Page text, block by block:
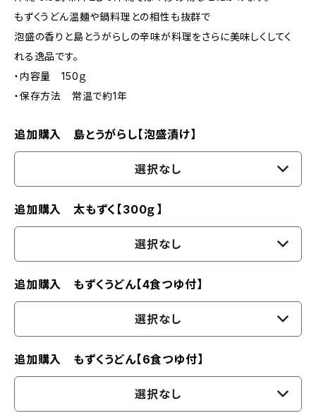
もずくうどん温麺や鍋料理との相性も抜群で
泡盛の香りと島とうがらしの辛味が料理をさらに美味しくしてく
れる逸品です。
・内容量 150ｇ
・保存方法 常温で約1年
追加購入 島とうがらし【泡盛漬け】
選択なし
追加購入 太もずく【300ｇ】
選択なし
追加購入 もずくうどん【4食つゆ付】
選択なし
追加購入 もずくうどん【6食つゆ付】
選択なし